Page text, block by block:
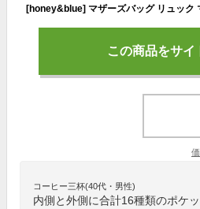
この商品をサイ
コーヒー三杯(40代・男性)
内側と外側に合計16種類のポケ